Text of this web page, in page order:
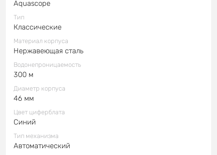
Aquascope
Тип
Классические
Материал корпуса
Нержавеющая сталь
Водонепроницаемость
300 м
Диаметр корпуса
46 мм
Цвет циферблата
Синий
Тип механизма
Автоматический